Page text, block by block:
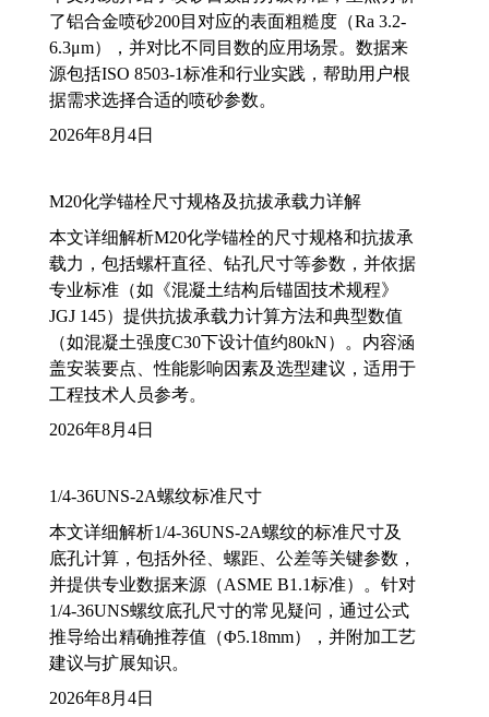
了铝合金喷砂200目对应的表面粗糙度（Ra 3.2-
6.3μm），并对比不同目数的应用场景。数据来
源包括ISO 8503-1标准和行业实践，帮助用户根
据需求选择合适的喷砂参数。
2026年8月4日
M20化学锚栓尺寸规格及抗拔承载力详解
本文详细解析M20化学锚栓的尺寸规格和抗拔承
载力，包括螺杆直径、钻孔尺寸等参数，并依据
专业标准（如《混凝土结构后锚固技术规程》
JGJ 145）提供抗拔承载力计算方法和典型数值
（如混凝土强度C30下设计值约80kN）。内容涵
盖安装要点、性能影响因素及选型建议，适用于
工程技术人员参考。
2026年8月4日
1/4-36UNS-2A螺纹标准尺寸
本文详细解析1/4-36UNS-2A螺纹的标准尺寸及
底孔计算，包括外径、螺距、公差等关键参数，
并提供专业数据来源（ASME B1.1标准）。针对
1/4-36UNS螺纹底孔尺寸的常见疑问，通过公式
推导给出精确推荐值（Φ5.18mm），并附加工艺
建议与扩展知识。
2026年8月4日